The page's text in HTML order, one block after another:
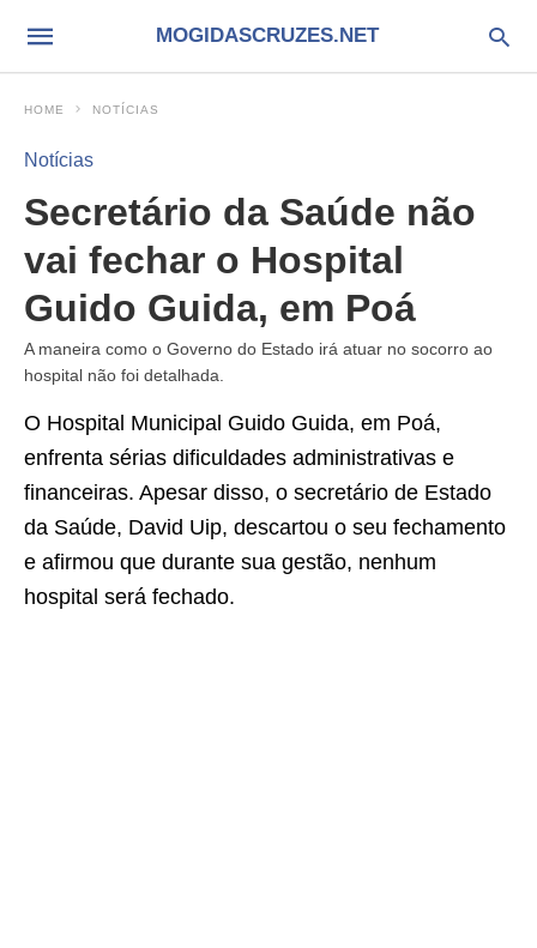
MOGIDASCRUZES.NET
HOME NOTÍCIAS
Notícias
Secretário da Saúde não
vai fechar o Hospital
Guido Guida, em Poá
A maneira como o Governo do Estado irá atuar no socorro ao
hospital não foi detalhada.
O Hospital Municipal Guido Guida, em Poá,
enfrenta sérias dificuldades administrativas e
financeiras. Apesar disso, o secretário de Estado
da Saúde, David Uip, descartou o seu fechamento
e afirmou que durante sua gestão, nenhum
hospital será fechado.